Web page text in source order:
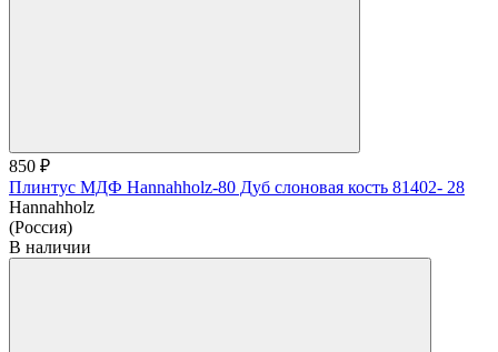
850 ₽
Плинтус МДФ Hannahholz-80 Дуб слоновая кость 81402- 28
Hannahholz
(Россия)
В наличии